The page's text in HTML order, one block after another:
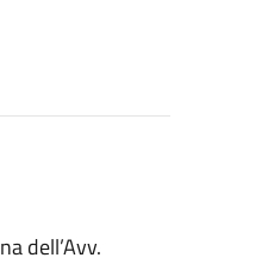
dell’Avv.